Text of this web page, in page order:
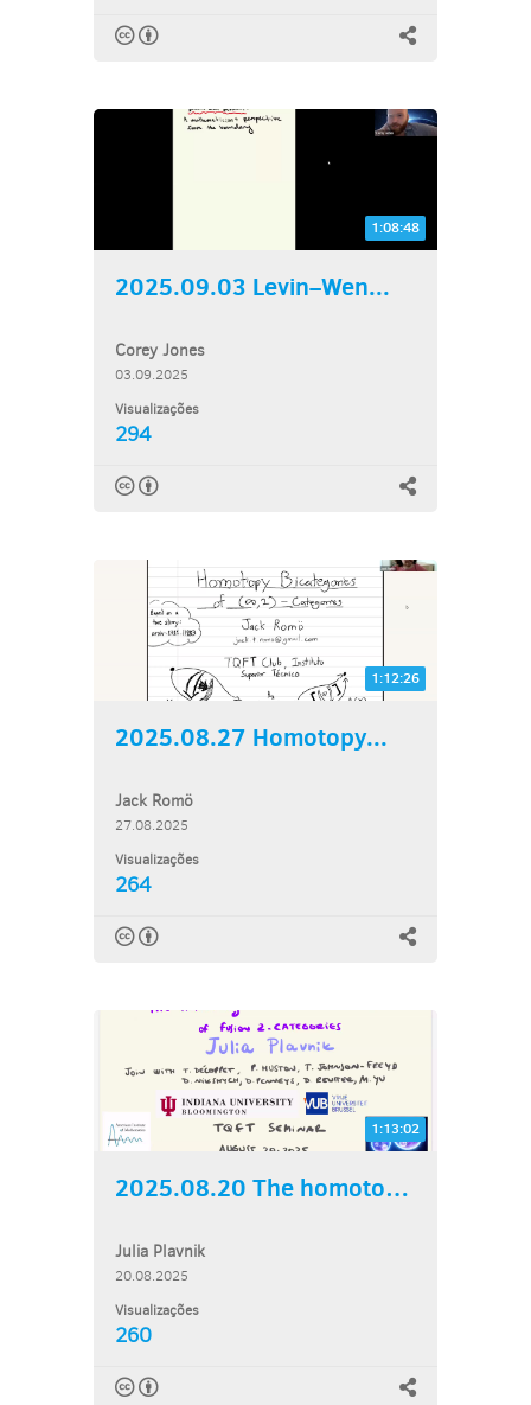
1:08:48
2025.09.03 Levin–Wen...
Corey Jones
03.09.2025
Visualizações
294
1:12:26
2025.08.27 Homotopy...
Jack Romö
27.08.2025
Visualizações
264
1:13:02
2025.08.20 The homotopy...
Julia Plavnik
20.08.2025
Visualizações
260